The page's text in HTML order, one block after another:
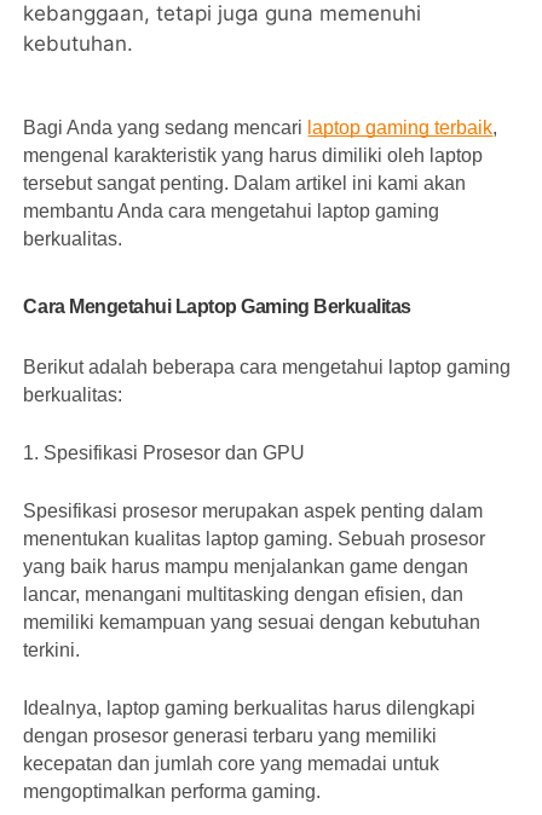
kebanggaan, tetapi juga guna memenuhi
kebutuhan.
Bagi Anda yang sedang mencari laptop gaming terbaik,
mengenal karakteristik yang harus dimiliki oleh laptop
tersebut sangat penting. Dalam artikel ini kami akan
membantu Anda cara mengetahui laptop gaming
berkualitas.
Cara Mengetahui Laptop Gaming Berkualitas
Berikut adalah beberapa cara mengetahui laptop gaming
berkualitas:
1. Spesifikasi Prosesor dan GPU
Spesifikasi prosesor merupakan aspek penting dalam
menentukan kualitas laptop gaming. Sebuah prosesor
yang baik harus mampu menjalankan game dengan
lancar, menangani multitasking dengan efisien, dan
memiliki kemampuan yang sesuai dengan kebutuhan
terkini.
Idealnya, laptop gaming berkualitas harus dilengkapi
dengan prosesor generasi terbaru yang memiliki
kecepatan dan jumlah core yang memadai untuk
mengoptimalkan performa gaming.